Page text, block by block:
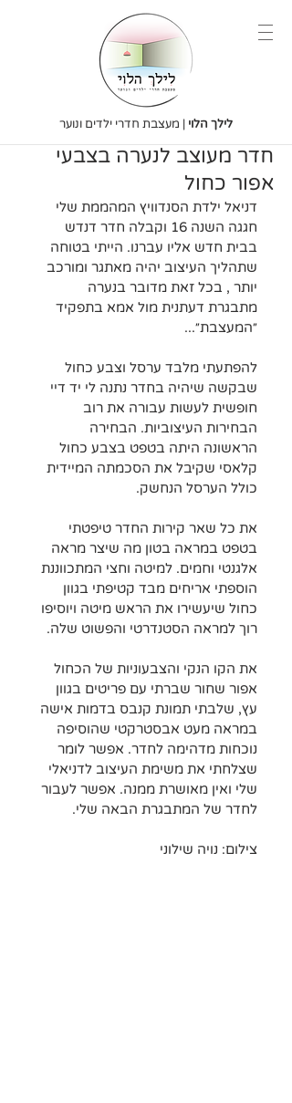
לילך הלוי | מעצבת חדרי ילדים ונוער
חדר מעוצב לנערה בצבעי
אפור כחול
דניאל ילדת הסנדוויץ המהממת שלי
חגגה השנה 16 וקבלה חדר דנדש
בבית חדש אליו עברנו. הייתי בטוחה
שתהליך העיצוב יהיה מאתגר ומורכב
יותר , בכל זאת מדובר בנערה
מתבגרת דעתנית מול אמא בתפקיד
״המעצבת״...
להפתעתי מלבד ערסל וצבע כחול
שבקשה שיהיה בחדר נתנה לי יד דיי
חופשית לעשות עבורה את רוב
הבחירות העיצוביות. הבחירה
הראשונה היתה בטפט בצבע כחול
קלאסי שקיבל את הסכמתה המיידית
כולל הערסל הנחשק.
את כל שאר קירות החדר טיפטתי
בטפט במראה בטון מה שיצר מראה
אלגנטי וחמים. למיטה וחצי המתכווננת
הוספתי אריחים מבד קטיפתי בגוון
כחול שיעשירו את הראש מיטה ויוסיפו
רוך למראה הסטנדרטי והפשוט שלה.
את הקו הנקי והצבעוניות של הכחול
אפור שחור שברתי עם פריטים בגוון
עץ, שלבתי תמונת קנבס בדמות אישה
במראה מעט אבסטרקטי שהוסיפה
נוכחות מדהימה לחדר. אפשר לומר
שצלחתי את משימת העיצוב לדניאלי
שלי ואין מאושרת ממנה. אפשר לעבור
לחדר של המתבגרת הבאה שלי.
צילום: נויה שילוני